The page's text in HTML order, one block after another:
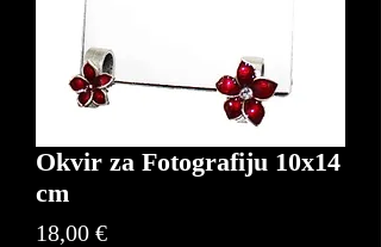
Okvir za Fotografiju 10x14
cm
18,00 €Price